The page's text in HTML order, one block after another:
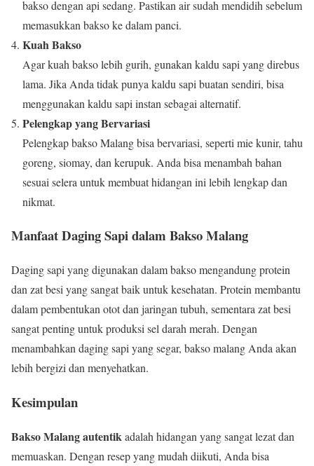
bakso dengan api sedang. Pastikan air sudah mendidih sebelum
memasukkan bakso ke dalam panci.
Kuah Bakso
Agar kuah bakso lebih gurih, gunakan kaldu sapi yang direbus
lama. Jika Anda tidak punya kaldu sapi buatan sendiri, bisa
menggunakan kaldu sapi instan sebagai alternatif.
Pelengkap yang Bervariasi
Pelengkap bakso Malang bisa bervariasi, seperti mie kunir, tahu
goreng, siomay, dan kerupuk. Anda bisa menambah bahan
sesuai selera untuk membuat hidangan ini lebih lengkap dan
nikmat.
Manfaat Daging Sapi dalam Bakso Malang
Daging sapi yang digunakan dalam bakso mengandung protein
dan zat besi yang sangat baik untuk kesehatan. Protein membantu
dalam pembentukan otot dan jaringan tubuh, sementara zat besi
sangat penting untuk produksi sel darah merah. Dengan
menambahkan daging sapi yang segar, bakso malang Anda akan
lebih bergizi dan menyehatkan.
Kesimpulan
Bakso Malang autentik adalah hidangan yang sangat lezat dan
memuaskan. Dengan resep yang mudah diikuti, Anda bisa